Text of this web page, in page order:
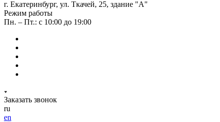
г. Екатеринбург, ул. Ткачей, 25, здание "А"
Режим работы
Пн. – Пт.: с 10:00 до 19:00
Заказать звонок
ru
en